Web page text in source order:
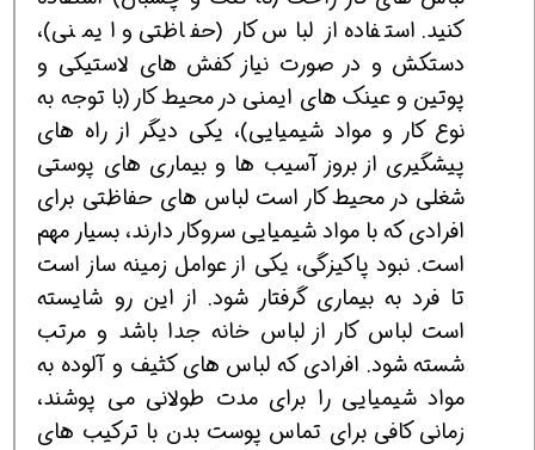
کنید. استفاده از لباس کار (حفاظتی و ایمنی)،
دستکش و در صورت نیاز کفش های لاستیکی و
پوتین و عینک های ایمنی در محیط کار (با توجه به
نوع کار و مواد شیمیایی)، یکی دیگر از راه های
پیشگیری از بروز آسیب ها و بیماری های پوستی
شغلی در محیط کار است لباس های حفاظتی برای
افرادی که با مواد شیمیایی سروکار دارند، بسیار مهم
است. نبود پاکیزگی، یکی از عوامل زمینه ساز است
تا فرد به بیماری گرفتار شود. از این رو شایسته
است لباس کار از لباس خانه جدا باشد و مرتب
شسته شود. افرادی که لباس های کثیف و آلوده به
مواد شیمیایی را برای مدت طولانی می پوشند،
زمانی کافی برای تماس پوست بدن با ترکیب های